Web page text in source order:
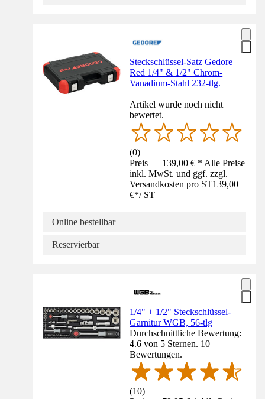
Steckschlüssel-Satz Gedore
Red 1/4" & 1/2" Chrom-
Vanadium-Stahl 232-tlg.
Artikel wurde noch nicht
bewertet.
(0)
Preis — 139,00 € * Alle Preise
inkl. MwSt. und ggf. zzgl.
Versandkosten pro ST139,00
€*/ ST
Online bestellbar
Reservierbar
1/4" + 1/2" Steckschlüssel-
Garnitur WGB, 56-tlg
Durchschnittliche Bewertung:
4.6 von 5 Sternen. 10
Bewertungen.
(10)